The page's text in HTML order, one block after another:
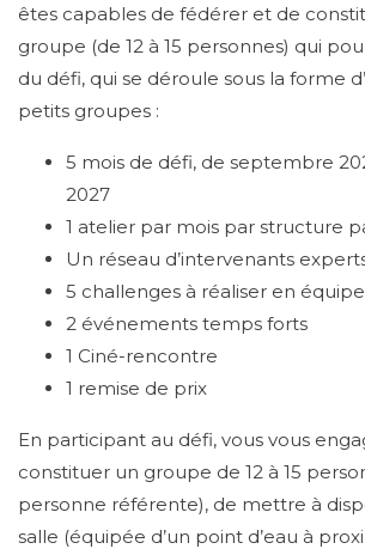
êtes capables de fédérer et de
groupe (de 12 à 15 personnes) qui
du défi, qui se déroule sous la forme
petits groupes :
5 mois de défi, de septembre
2027
1 atelier par mois par structure
Un réseau d’intervenants
5 challenges à réaliser en équipe
2 événements temps forts
1 Ciné-rencontre
1 remise de prix
En participant au défi, vous vous
constituer un groupe de 12 à 15
personne référente), de mettre à
salle (équipée d’un point d’eau à